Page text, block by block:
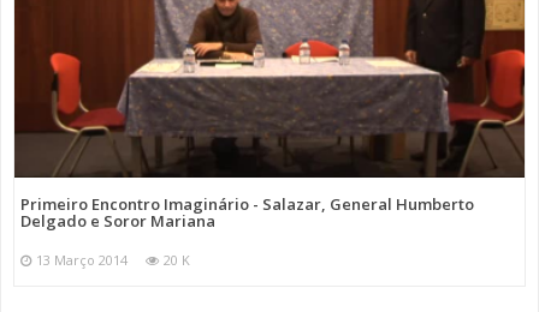
Primeiro Encontro Imaginário - Salazar, General Humberto
Delgado e Soror Mariana
13 Março 2014 20 K